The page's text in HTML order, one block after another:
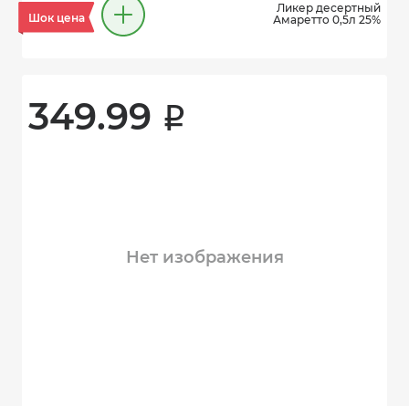
Шок цена
Ликер десертный
Амаретто 0,5л 25%
349.99 i
Нет изображения